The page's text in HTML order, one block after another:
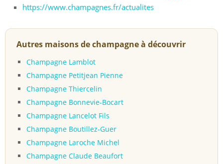
https://www.champagnes.fr/actualites
Autres maisons de champagne à découvrir
Champagne Lamblot
Champagne Petitjean Pienne
Champagne Thiercelin
Champagne Bonnevie-Bocart
Champagne Lancelot Fils
Champagne Boutillez-Guer
Champagne Laroche Michel
Champagne Claude Beaufort